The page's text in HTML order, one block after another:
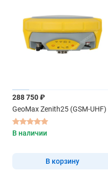
288 750 ₽
GeoMax Zenith25 (GSM-UHF)
В наличии
В корзину